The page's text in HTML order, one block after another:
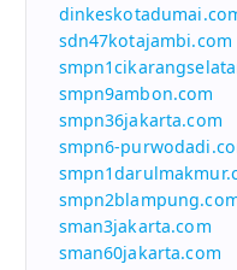
sdn47kotajambi.com
smpn9ambon.com
smpn36jakarta.com
smpn6-
sman3jakarta.com
sman60jakarta.com